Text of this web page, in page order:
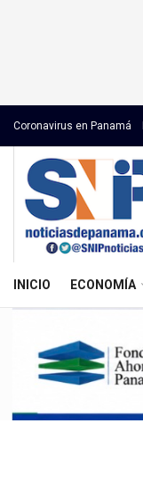
Coronavirus en Panamá
INICIO ECONOMÍA